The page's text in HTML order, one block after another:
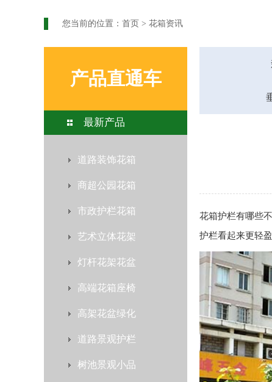
您当前的位置： 首页 > 花箱资讯
产品直通车
最新产品
道路装饰花箱
商超公园花箱
市政护栏花箱
艺术立体花架
灯杆花架花盆
高端花箱座椅
高架花盆绿化
道路景观护栏
树池景观小品
花箱护栏有哪些
护栏看起来更轻盈